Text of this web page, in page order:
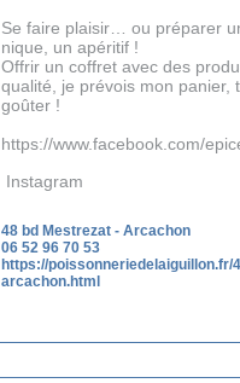
Se faire plaisir… ou préparer
nique, un apéritif !
Offrir un coffret avec des
qualité, je prévois mon panier,
goûter !
https://www.facebook.com/
Instagram
48 bd Mestrezat- Arcachon
06 52 96 70 53
https://poissonneriedelaiguillon.fr/
arcachon.html